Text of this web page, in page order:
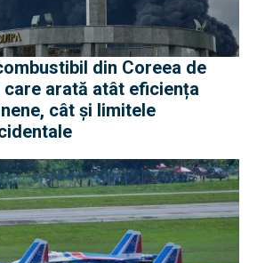
din Coreea de
care arată atât eficiența
cât și limitele